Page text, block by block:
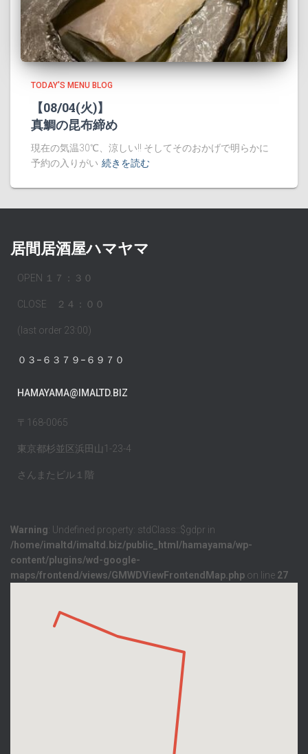
TODAY'S MENU BLOG
【08/04(火)】
真鯛の昆布締め
現在の気温30℃、涼しい!! そしてそのおかげで明らかに
予約の入りがい 続きを読む
居間居酒屋ハマヤマ
OPEN １７：３０
CLOSE ２４：００
(last order 23:00)
０３−６３７９−６９７０
HAMAYAMA@IMALTD.BIZ
〒168-0065
東京都杉並区浜田山1-23-4
さんまたビル１階
Warning: Undefined property: stdClass::$gdpr in
/home/imaltd/imaltd.biz/public_html/hamayama/wp-
content/plugins/wd-google-
maps/frontend/views/GMWDViewFrontendMap.php on line 27